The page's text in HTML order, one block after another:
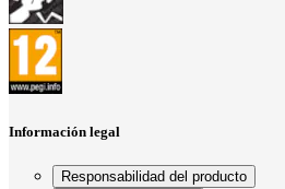
Información legal
Responsabilidad del producto